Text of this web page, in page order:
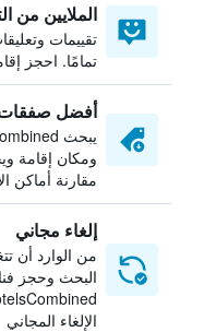
الملايين من
تقييمات
تمامًا. احجز
أفضل صفقات
ومكان إقامة
مقارنة أماكن
إلغاء مجاني
من الوارد أن
البحث وحجز
الإلغاء المجاني